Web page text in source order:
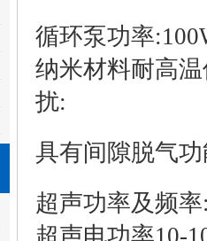
循环泵功率
纳米材料耐高
扰:
具有间隙脱气
超声功率及频
超声电功率10-